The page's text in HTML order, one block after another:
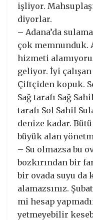
işliyor.
diyorlar.
– Adana’da
çok memnunduk.
hizmeti
geliyor. İyi
Çiftçiden kopuk.
Sağ tarafı Sağ
tarafı Sol Sahil
denize kadar.
büyük alan
– Su olmazsa bu
bozkırından bir
bir ovada suyu
alamazsınız.
mi hesap
yetmeyebilir